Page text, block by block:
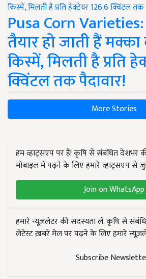
Pusa Corn
तैयार हो जाती हैं
किस्में, मिलती है प्रति
क्विंटल तक पैदावार!
More Stories
हम व्हाट्सएप पर हैं! कृषि से संबंधित देशभर
मोबाइल में पढ़ने के लिए हमारे व्हाट्सएप से
Join on WhatsApp
हमारे न्यूज़लेटर की सदस्यता लें. कृषि से
लेटेस्ट ख़बरें मेल पर पढ़ने के लिए हमारे
Subscribe